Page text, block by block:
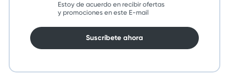
Estoy de acuerdo en recibir ofertas
y promociones en este E-mail
Suscríbete ahora